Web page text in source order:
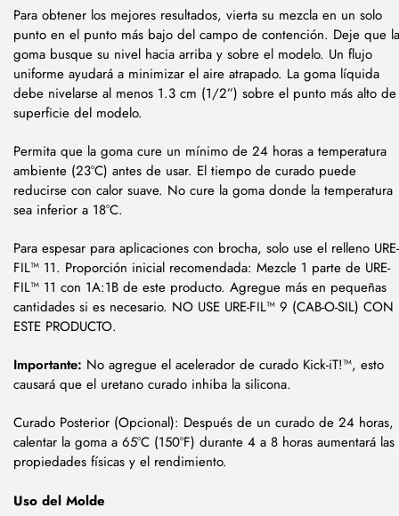
Para obtener los mejores resultados, vierta su mezcla en un solo
punto en el punto más bajo del campo de contención. Deje que la
goma busque su nivel hacia arriba y sobre el modelo. Un flujo
uniforme ayudará a minimizar el aire atrapado. La goma líquida
debe nivelarse al menos 1.3 cm (1/2”) sobre el punto más alto
superficie del modelo.
Permita que la goma cure un mínimo de 24 horas a temperatura
ambiente (23°C) antes de usar. El tiempo de curado puede
reducirse con calor suave. No cure la goma donde la temperatura
sea inferior a 18°C.
Para espesar para aplicaciones con brocha, solo use el relleno URE-
FIL™ 11. Proporción inicial recomendada: Mezcle 1 parte de URE-
FIL™ 11 con 1A:1B de este producto. Agregue más en pequeñas
cantidades si es necesario. NO USE URE-FIL™ 9 (CAB-O-SIL) CON
ESTE PRODUCTO.
Importante: No agregue el acelerador de curado Kick-iT!™, esto
causará que el uretano curado inhiba la silicona.
Curado Posterior (Opcional): Después de un curado de 24 horas,
calentar la goma a 65°C (150°F) durante 4 a 8 horas aumentará las
propiedades físicas y el rendimiento.
Uso del Molde